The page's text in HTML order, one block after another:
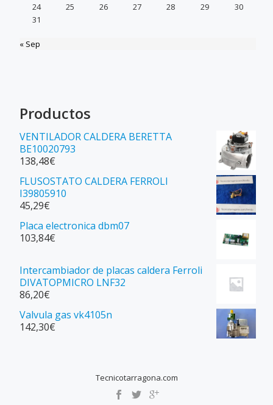
24
25 26 27 28 29
30
31
« Sep
Productos
VENTILADOR CALDERA BERETTA
BE10020793
138,48€
FLUSOSTATO CALDERA FERROLI
I39805910
45,29€
Placa electronica dbm07
103,84€
Intercambiador de placas caldera Ferroli
DIVATOPMICRO LNF32
86,20€
Valvula gas vk4105n
142,30€
Tecnicotarragona.com